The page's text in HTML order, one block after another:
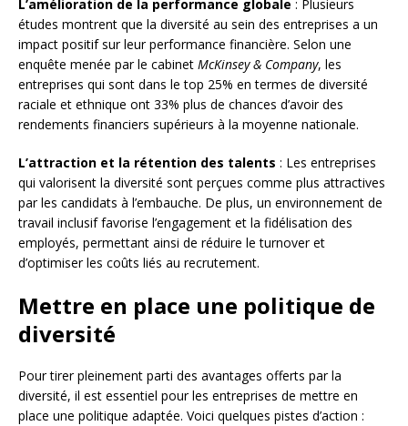
L’amélioration de la performance globale : Plusieurs
études montrent que la diversité au sein des entreprises a un
impact positif sur leur performance financière. Selon une
enquête menée par le cabinet McKinsey & Company, les
entreprises qui sont dans le top 25% en termes de diversité
raciale et ethnique ont 33% plus de chances d’avoir des
rendements financiers supérieurs à la moyenne nationale.
L’attraction et la rétention des talents : Les entreprises
qui valorisent la diversité sont perçues comme plus attractives
par les candidats à l’embauche. De plus, un environnement de
travail inclusif favorise l’engagement et la fidélisation des
employés, permettant ainsi de réduire le turnover et
d’optimiser les coûts liés au recrutement.
Mettre en place une politique de
diversité
Pour tirer pleinement parti des avantages offerts par la
diversité, il est essentiel pour les entreprises de mettre en
place une politique adaptée. Voici quelques pistes d’action :